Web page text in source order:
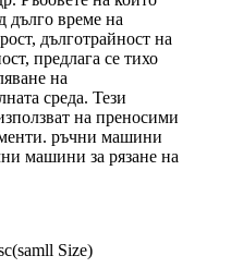
дълго време на
дълготрайност на
предлага се тихо
на
среда. Тези
на преносими
ръчни машини
машини за рязане на